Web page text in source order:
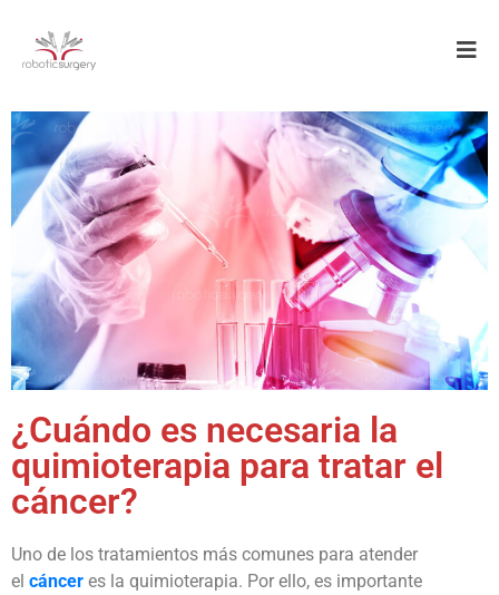
¿Cuándo es necesaria la
quimioterapia para tratar el
cáncer?
Uno de los tratamientos más comunes para atender
el cáncer es la quimioterapia. Por ello, es importante